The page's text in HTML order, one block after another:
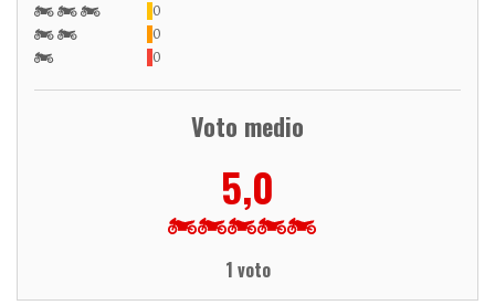
0
0
0
Voto medio
5,0
1 voto